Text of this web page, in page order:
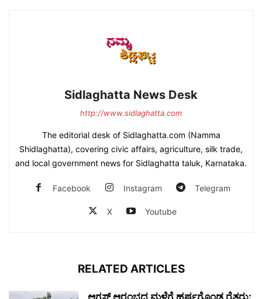
Sidlaghatta News Desk
http://www.sidlaghatta.com
The editorial desk of Sidlaghatta.com (Namma
Shidlaghatta), covering civic affairs, agriculture, silk trade,
and local government news for Sidlaghatta taluk, Karnataka.
Facebook Instagram Telegram
X Youtube
RELATED ARTICLES